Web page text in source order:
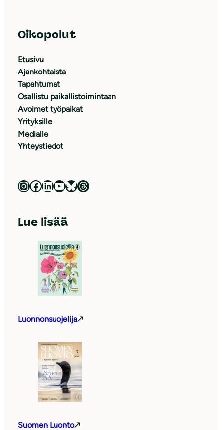
Oikopolut
Etusivu
Ajankohtaista
Tapahtumat
Osallistu paikallistoimintaan
Avoimet työpaikat
Yrityksille
Medialle
Yhteystiedot
Luonnonsuojeluliitto Instagramissa Luonnonsuojeluliitto Facebookissa Luonnonsuojeluliitto LinkedInissä Luonnonsuojeluliiton YouTube-kanava Luonnonsuojeluliitto Blueskyssa Luonnonsuojeluliitto Threadsissa
Lue lisää
Luonnonsuojelija
Suomen Luonto